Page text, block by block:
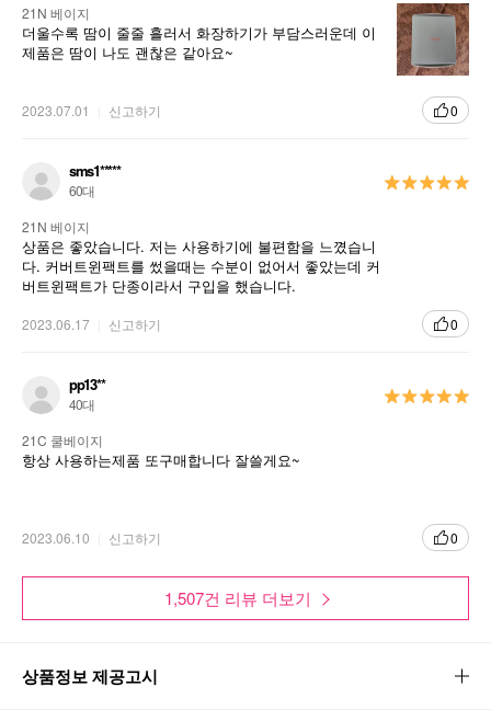
21N 베이지
더울수록 땀이 줄줄 흘러서 화장하기가 부담스러운데 이
제품은 땀이 나도 괜찮은 같아요~
2023.07.01 신고하기 0
sms1*****
60대
21N 베이지
상품은 좋았습니다. 저는 사용하기에 불편함을 느꼈습니
다. 커버트윈팩트를 썼을때는 수분이 없어서 좋았는데 커
버트윈팩트가 단종이라서 구입을 했습니다.
2023.06.17 신고하기 0
pp13**
40대
21C 쿨베이지
항상 사용하는제품 또구매합니다 잘쓸게요~
2023.06.10 신고하기 0
1,507건 리뷰 더보기
상품정보 제공고시